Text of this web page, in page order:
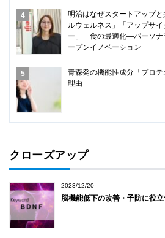
明治はなぜスタートアップ
ルウェルネス」「アップサ
ー」「食の最適化―パーソ
ープンイノベーション
青森発の機能性成分「プロ
理由
クローズアップ
2023/12/20
脳機能低下の改善・予防に役